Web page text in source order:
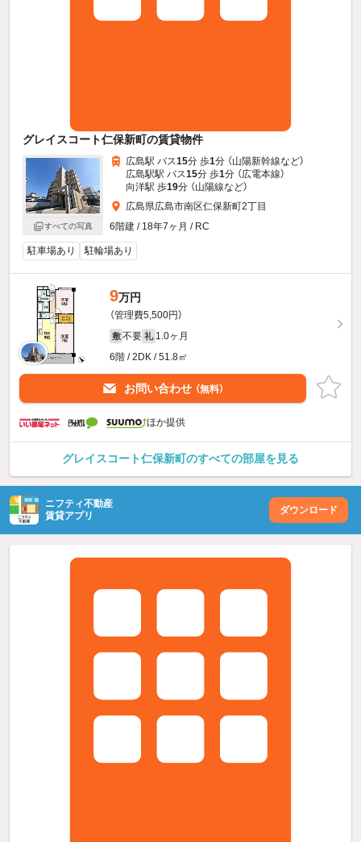
グレイスコート仁保新町の賃貸物件
すべての写真
広島駅 バス15分 歩1分 （山陽新幹線など）
広島駅駅 バス15分 歩1分 （広電本線）
向洋駅 歩19分 （山陽線など）
広島県広島市南区仁保新町2丁目
6階建 / 18年7ヶ月 / RC
駐車場あり 駐輪場あり
9万円
（管理費5,500円）
敷 不要 礼 1.0ヶ月
6階 / 2DK / 51.8㎡
お問い合わせ （無料）
ほか提供
グレイスコート仁保新町のすべての部屋を見る
ニフティ不動産
賃貸アプリ
ダウンロード